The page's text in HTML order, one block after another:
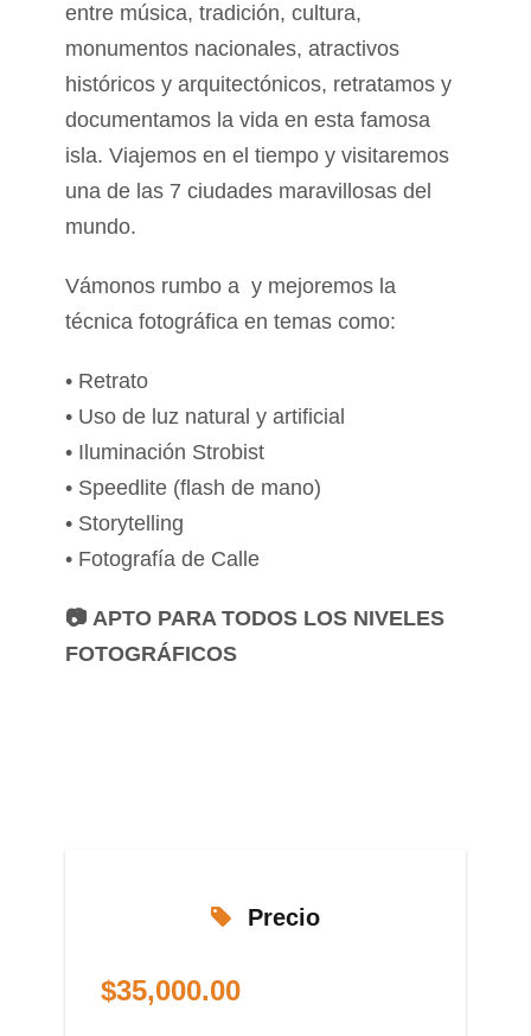
entre música, tradición, cultura,
monumentos nacionales, atractivos
históricos y arquitectónicos, retratamos y
documentamos la vida en esta famosa
isla. Viajemos en el tiempo y visitaremos
una de las 7 ciudades maravillosas del
mundo.
Vámonos rumbo a y mejoremos la
técnica fotográfica en temas como:
• Retrato
• Uso de luz natural y artificial
• Iluminación Strobist
• Speedlite (flash de mano)
• Storytelling
• Fotografía de Calle
📷 APTO PARA TODOS LOS NIVELES
FOTOGRÁFICOS
Precio
$35,000.00